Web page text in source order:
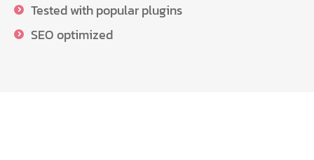
Tested with popular plugins
SEO optimized